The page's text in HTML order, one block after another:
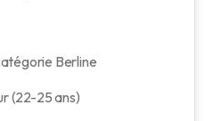
Berline
(22-25 ans)